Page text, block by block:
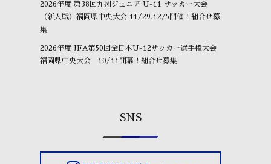
2026年度 第38回九州ジュニア U-11 サッカー大会
（新人戦）福岡県中央大会 11/29.12/5開催！組合せ募
集
2026年度 JFA第50回全日本U-12サッカー選手権大会
福岡県中央大会 10/11開幕！組合せ募集
SNS